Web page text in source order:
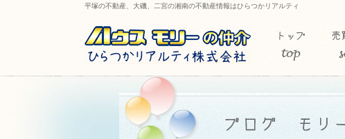
平塚の不動産、大磯、二宮の湘南の不動産情報はひらつかリアルティ